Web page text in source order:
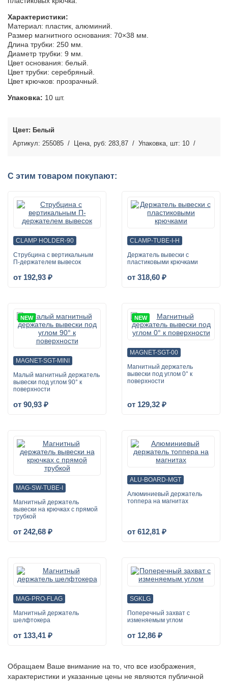
Характеристики:
Материал: пластик, алюминий.
Размер магнитного основания: 70×38 мм.
Длина трубки: 250 мм.
Диаметр трубки: 9 мм.
Цвет основания: белый.
Цвет трубки: серебряный.
Цвет крючков: прозрачный.
Упаковка: 10 шт.
Белый
255085
283,87 10
С этим товаром покупают:
CLAMP HOLDER-90
Струбцина с вертикальным
П-держателем вывесок
от 192,93 ₽
CLAMP-TUBE-I-H
Держатель вывески с
пластиковыми крючками
от 318,60 ₽
NEW
MAGNET-SGT-MINI
Малый магнитный держатель
вывески под углом 90° к
поверхности
от 90,93 ₽
NEW
MAGNET-SGT-00
Магнитный держатель
вывески под углом 0° к
поверхности
от 129,32 ₽
MAG-SW-TUBE-I
Магнитный держатель
вывески на крючках с прямой
трубкой
от 242,68 ₽
ALU-BOARD-MGT
Алюминиевый держатель
топпера на магнитах
от 612,81 ₽
MAG-PRO-FLAG
Магнитный держатель
шелфтокера
от 133,41 ₽
SGKLG
Поперечный захват с
изменяемым углом
от 12,86 ₽
Обращаем Ваше внимание на то, что все изображения,
характеристики и указанные цены не являются публичной